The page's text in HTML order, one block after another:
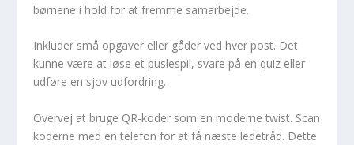
børnene i hold for at fremme samarbejde.
Inkluder små opgaver eller gåder ved hver post. Det
kunne være at løse et puslespil, svare på en quiz eller
udføre en sjov udfordring.
Overvej at bruge QR-koder som en moderne twist. Scan
koderne med en telefon for at få næste ledetråd. Dette